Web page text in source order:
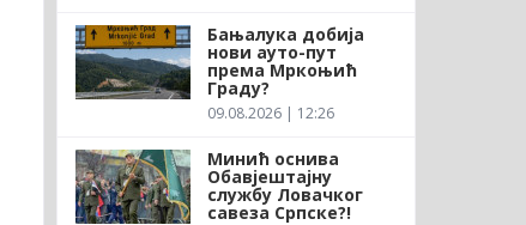
Бањалука добија
нови ауто-пут
према Мркоњић
Граду?
09.08.2026 | 12:26
Минић оснива
Обавјештајну
службу Ловачког
савеза Српске?!